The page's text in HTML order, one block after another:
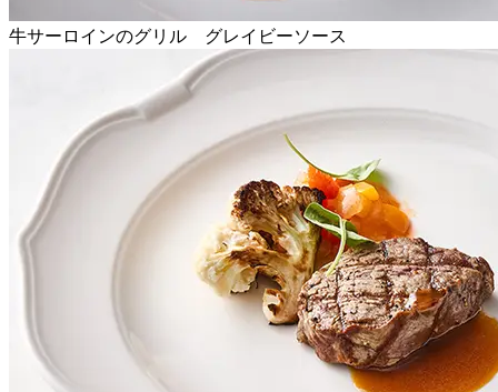
牛サーロインのグリル グレイビーソース